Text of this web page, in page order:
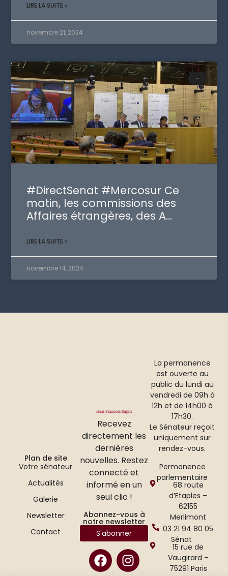
LIRE LA SUITE »
novembre 21, 2024
-
#DirectSenat #Mercosur Ce
matin, les commissions des
Affaires étrangères, des A…
LIRE LA SUITE »
novembre 14, 2024
Recevez
directement les
dernières
nouvelles. Restez
connecté et
informé en un
seul clic !
Abonnez-vous à
notre newsletter
S'abonner
La permanence
est ouverte au
public du lundi au
vendredi de 09h à
12h et de 14h00 à
17h30.
Le Sénateur reçoit
uniquement sur
rendez-vous.
Permanence
parlementaire
68 route
d’Etaples –
62155
Merlimont
03 21 94 80 05
Sénat
15 rue de
Vaugirard –
75291 Paris
Plan de site
Votre sénateur
Actualités
Galerie
Newsletter
Contact